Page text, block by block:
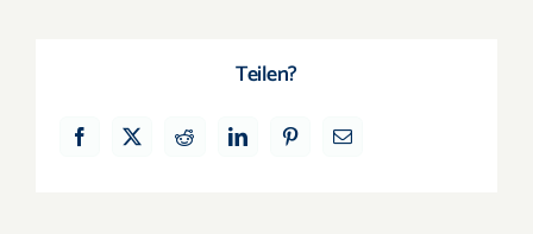
Teilen?
Facebook
X RedditLinkedInPinterest
E-